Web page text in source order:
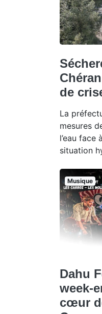
de
La
mesures
l’eau face
situation
Musique
Dahu
week-
cœur